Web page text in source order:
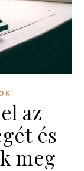
az
és
meg